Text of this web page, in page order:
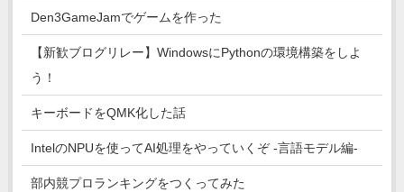
Den3GameJamでゲームを作った
【新歓ブログリレー】WindowsにPythonの環境構築をしよ
う！
キーボードをQMK化した話
IntelのNPUを使ってAI処理をやっていくぞ -言語モデル編-
部内競プロランキングをつくってみた